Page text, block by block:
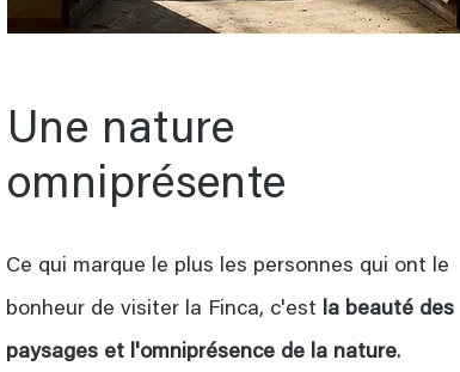
Une nature
omniprésente
Ce qui marque le plus les personnes qui ont le
bonheur de visiter la Finca, c'est la beauté des
paysages et l'omniprésence de la nature.